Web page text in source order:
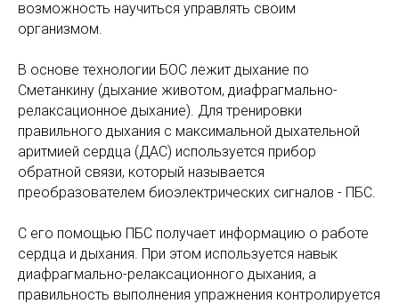
возможность научиться управлять своим
организмом.
В основе технологии БОС лежит дыхание по
Сметанкину (дыхание животом, диафрагмально-
релаксационное дыхание). Для тренировки
правильного дыхания с максимальной дыхательной
аритмией сердца (ДАС) используется прибор
обратной связи, который называется
преобразователем биоэлектрических сигналов - ПБС.
С его помощью ПБС получает информацию о работе
сердца и дыхания. При этом используется навык
диафрагмально-релаксационного дыхания, а
правильность выполнения упражнения контролируется